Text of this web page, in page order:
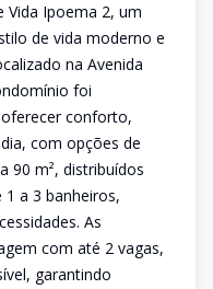
Vida Ipoema 2, um
de vida moderno e
na Avenida
foi
conforto,
com opções de
90 m², distribuídos
a 3 banheiros,
As
com até 2 vagas,
garantindo